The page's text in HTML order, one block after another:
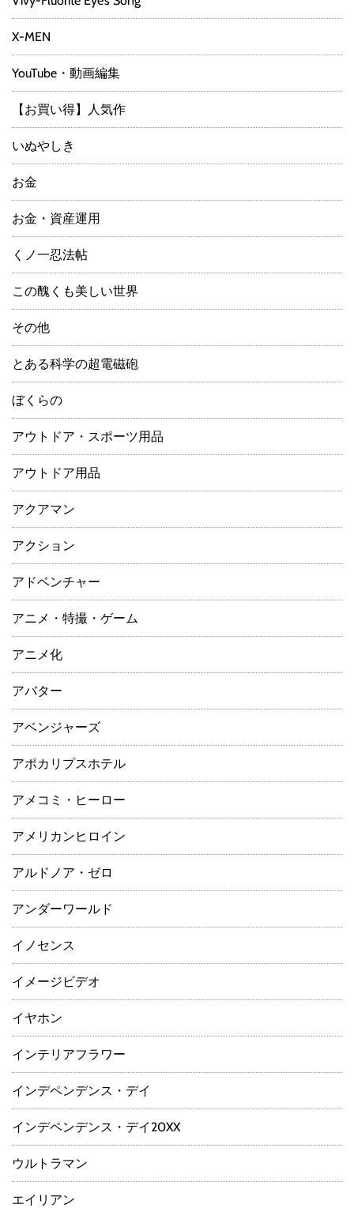
X-MEN
YouTube・動画編集
【お買い得】人気作
いぬやしき
お金
お金・資産運用
くノ一忍法帖
この醜くも美しい世界
その他
とある科学の超電磁砲
ぼくらの
アウトドア・スポーツ用品
アウトドア用品
アクアマン
アクション
アドベンチャー
アニメ・特撮・ゲーム
アニメ化
アバター
アベンジャーズ
アポカリプスホテル
アメコミ・ヒーロー
アメリカンヒロイン
アルドノア・ゼロ
アンダーワールド
イノセンス
イメージビデオ
イヤホン
インテリアフラワー
インデペンデンス・デイ
インデペンデンス・デイ20XX
ウルトラマン
エイリアン